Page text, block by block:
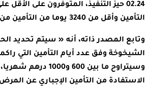
التأمين وأقل من 3240 يوما من التأمين من راتب الشيخوخة ».
وتابع المصدر ذاته، أنه « سيتم تحديد
الشيخوخة وفق عدد أيام التأمين التي
وسيتراوح ما بين 600
الاستفادة من التأمين الإجباري عن